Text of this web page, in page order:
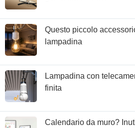
Questo piccolo
lampadina
Lampadina con
finita
Calendario da muro?